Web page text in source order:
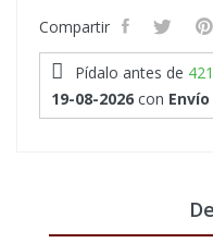
Compartir
Pídalo antes de
19-08-2026 con Envío